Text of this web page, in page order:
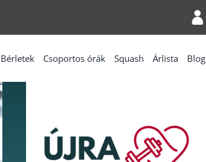
Bérletek Csoportos órák Squash Árlista Blog